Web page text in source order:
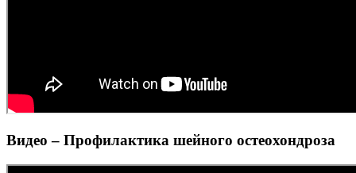
Видео – Профилактика шейного остеохондроза